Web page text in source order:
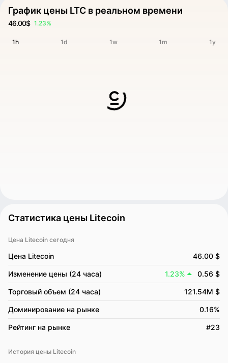
График цены LTC в реальном времени
46.00$ 1.23%
1h 1d 1w 1m 1y
Статистика цены Litecoin
Цена Litecoin сегодня
Цена Litecoin 46.00 $
Изменение цены (24 часа) 1.23% 0.56 $
Торговый объем (24 часа) 121.54M $
Доминирование на рынке 0.16%
Рейтинг на рынке #23
История цены Litecoin